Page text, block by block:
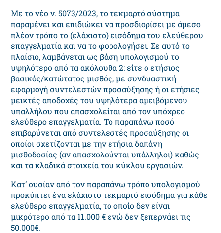
Με το νέο ν. 5073/2023, το τεκμαρτό σύστημα
παραμένει και επιδιώκει να προσδιορίσει με άμεσο
πλέον τρόπο το (ελάχιστο) εισόδημα του ελεύθερου
επαγγελματία και να το φορολογήσει. Σε αυτό το
πλαίσιο, λαμβάνεται ως βάση υπολογισμού το
υψηλότερο από τα ακόλουθα 2: είτε ο ετήσιος
βασικός/κατώτατος μισθός, με συνδυαστική
εφαρμογή συντελεστών προσαύξησης ή οι ετήσιες
μεικτές αποδοχές του υψηλότερα αμειβόμενου
υπαλλήλου που απασχολείται από τον υπόχρεο
ελεύθερο επαγγελματία. Το παραπάνω ποσό
επιβαρύνεται από συντελεστές προσαύξησης οι
οποίοι σχετίζονται με την ετήσια δαπάνη
μισθοδοσίας (αν απασχολούνται υπάλληλοι) καθώς
και τα κλαδικά στοιχεία του κύκλου εργασιών.
Κατ’ ουσίαν από τον παραπάνω τρόπο υπολογισμού
προκύπτει ένα ελάχιστο τεκμαρτό εισόδημα για κάθε
ελεύθερο επαγγελματία, το οποίο δεν είναι
μικρότερο από τα 11.000 € ενώ δεν ξεπερνάει τις
50.000€.